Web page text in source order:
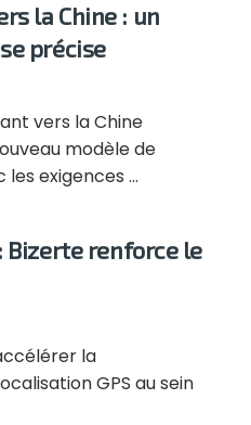
la Chine : un
précise
vers la Chine
modèle de
exigences ...
renforce le
la
GPS au sein